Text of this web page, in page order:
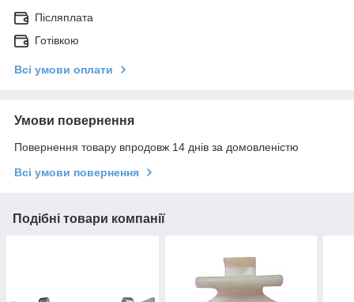
Післяплата
Готівкою
Всі умови оплати
Умови повернення
Повернення товару впродовж 14 днів за домовленістю
Всі умови повернення
Подібні товари компанії